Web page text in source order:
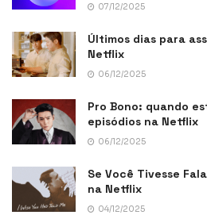
07/12/2025
Últimos dias para
Netflix
06/12/2025
Pro Bono: quando
episódios na Netflix
06/12/2025
Se Você Tivesse
na Netflix
04/12/2025